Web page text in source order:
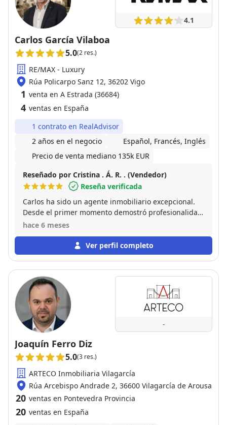
4.1
Carlos García Vilaboa
5.0(2 res.)
RE/MAX - Luxury
Rúa Policarpo Sanz 12, 36202 Vigo
1 venta en A Estrada (36684)
4 ventas en España
1 contrato en RealAdvisor
2 años en el negocio
Español, Francés, Inglés
Precio de venta mediano 135k EUR
Reseñado por Cristina . Á. R. . (Vendedor)
Reseña verificada
Carlos ha sido un agente inmobiliario excepcional.
Desde el primer momento demostró profesionalidad,
cercanía y total transparencia. Nos acompañó
resolviendo cada duda y gestionando todo con
eficacia y tranquilidad. Gracias a su implicación y
imaginábamos. Siempre disponible, atento a cada
detalle y transmitiendo mucha confianza. Sin duda lo
recomiendo al 100%. ¡Gracias por todo, Carlos!
hace 6 meses
Ver perfil completo
-
Joaquín Ferro Diz
5.0(3 res.)
ARTECO Inmobiliaria Vilagarcía
Rúa Arcebispo Andrade 2, 36600 Vilagarcía de Arousa
20 ventas en Pontevedra Provincia
20 ventas en España